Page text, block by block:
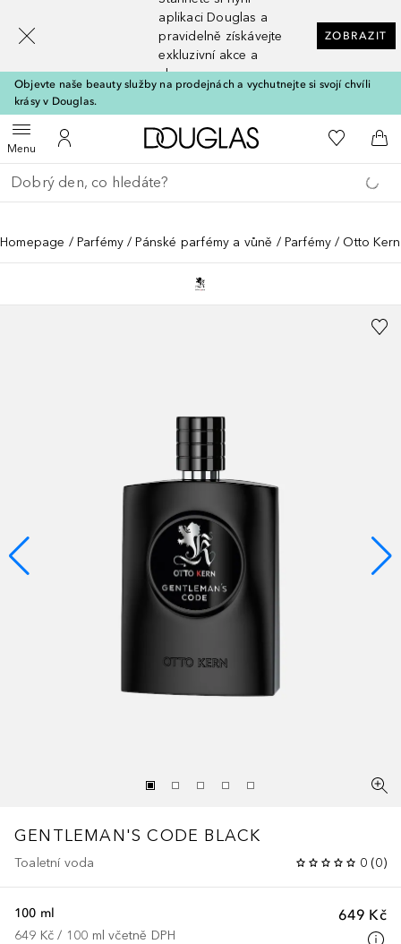
aplikaci Douglas a
pravidelně získávejte
exkluzivní akce a
slevy
ZOBRAZIT
Objevte naše beauty služby na prodejnách a vychutnejte si svojí chvíli
krásy v Douglas.
MenuOtevřít menuK mému účtu
Domů K mému
Do
Vraťte se
Proveďte vyhledávání
Homepage Parfémy Pánské parfémy a vůně Parfémy Otto
GENTLEMAN'S CODE BLACK
Toaletní voda 0 (0)
649 Kč
100 ml
649 Kč / 100 ml včetně DPH
[navigation.slideout.screenreader]